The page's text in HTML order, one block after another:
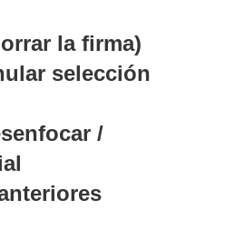
la firma)
selección
/